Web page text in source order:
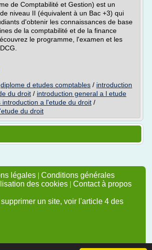
de Comptabilité et Gestion) est un
niveau II (équivalent à un Bac +3) qui
d'obtenir les connaissances de base
de la comptabilité et de la finance
le programme, l'examen et les
diplome d etudes comptables / introduction
du droit / introduction general a l etude
introduction a l'etude du droit /
du droit
légales | Conditions générales
des cookies | Contact à propos
un site, voir l'article 4 des